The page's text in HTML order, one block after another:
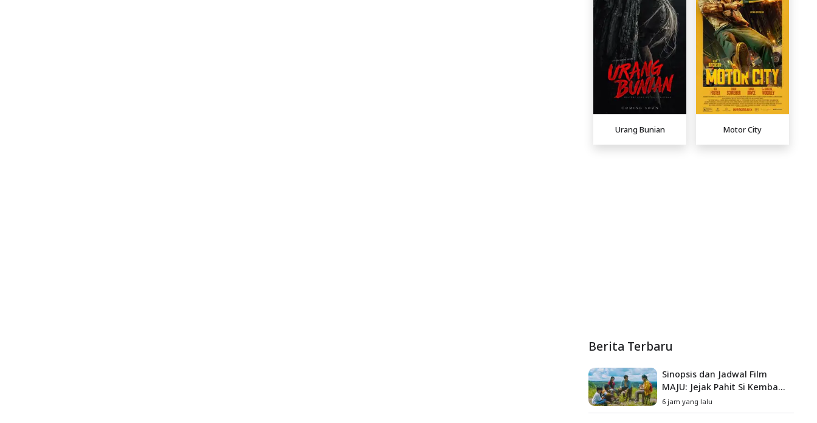
Urang Bunian Motor City
Berita Terbaru
Sinopsis dan Jadwal Film
MAJU: Jejak Pahit Si Kembang
Gula, Misteri Hilangnya
Bagas di Lokasi Jambore
6 jam yang lalu